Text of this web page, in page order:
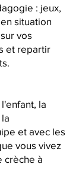
: jeux,
situation
vos
et repartir
la
et avec les
vous vivez
crèche à